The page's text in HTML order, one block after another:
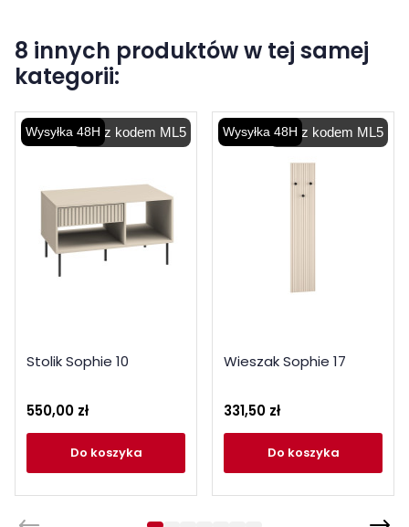
8 innych produktów w tej samej
kategorii:
-5% z kodem ML5
Wysyłka 48H
Stolik Sophie 10
550,00 zł
do koszyka
-5% z kodem ML5
Wysyłka 48H
Wieszak Sophie 17
331,50 zł
do koszyka